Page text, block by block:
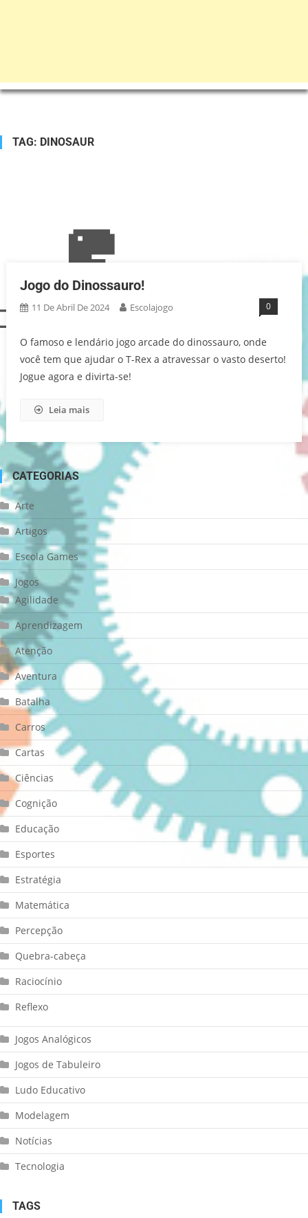
TAG: DINOSAUR
Jogo do Dinossauro!
11 De Abril De 2024 Escolajogo 0
O famoso e lendário jogo arcade do dinossauro, onde
você tem que ajudar o T-Rex a atravessar o vasto deserto!
Jogue agora e divirta-se!
Leia mais
CATEGORIAS
Arte
Artigos
Escola Games
Jogos
Agilidade
Aprendizagem
Atenção
Aventura
Batalha
Carros
Cartas
Ciências
Cognição
Educação
Esportes
Estratégia
Matemática
Percepção
Quebra-cabeça
Raciocínio
Reflexo
Jogos Analógicos
Jogos de Tabuleiro
Ludo Educativo
Modelagem
Notícias
Tecnologia
TAGS